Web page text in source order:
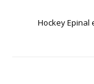
Hockey Epinal